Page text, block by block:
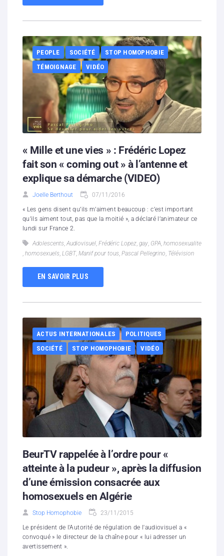
PEOPLE SOCIÉTÉ
STOP HOMOPHOBIE
TÉMOIGNAGE
VIDÉO
« Mille et une vies » : Frédéric Lopez
fait son « coming out » à l’an­tenne et
explique sa démarche (VIDEO)
Joelle Berthout 07/11/2016
« Les gens disent qu’ils m’aiment beau­coup : c’est impor­tant
qu’ils aiment tout, pas que la moitié », a déclaré l’animateur ce
lundi sur France 2.
Adolescents Audiovisuel Frédéric Lopez gay GPA homosexualite
homosexuels LGBT, Manif pour tous Pascal Pellegrino Télévision
EN SAVOIR PLUS
ACTUS INTERNATIONALES
POLITIQUES
SOCIÉTÉ
STOP HOMOPHOBIE VIDÉO
BeurTV rappelée à l’ordre pour «
atteinte à la pudeur », après la diffusion
d’une émission consacrée aux
homosexuels en Algérie
Stop Homophobie 23/11/2015
Le président de l'Autorité de régulation de l'audiovisuel a «
convoqué » le directeur de la chaîne pour « lui adresser un
avertissement ».